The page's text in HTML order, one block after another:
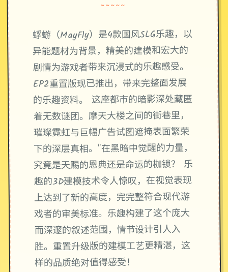
~~~~~
蜉蝣（MayFly）是4款国风SLG乐趣，以
异能题材为背景，精美的建模和宏大的
剧情为游戏者带来沉浸式的乐趣感受。
EP2重置版现已推出，带来完整面发展
的乐趣资料。 这座都市的暗影深处藏匿
着无数谜团。摩天大楼之间的街巷里，
璀璨霓虹与巨幅广告试图遮掩表面繁荣
下的深层真相。"在黑暗中觉醒的力量，
究竟是天赐的恩典还是命运的枷锁？ 乐
趣的3D建模技术令人惊叹，在视觉表现
上达到了新的高度，完完整符合现代游
戏者的审美标准。乐趣构建了这个庞大
而深邃的叙述范围，情节设计引人入
胜。重置升级版的建模工艺更精湛，这
样的品质绝对值得感受！